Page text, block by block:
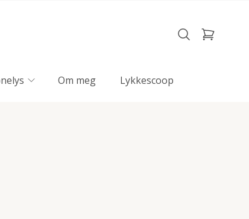
Om meg Lykkescoop